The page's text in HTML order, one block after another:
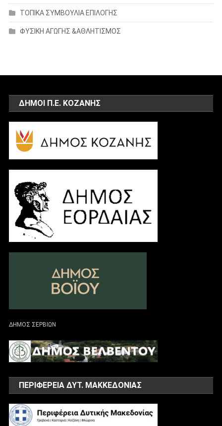
ΤΟΠΙΚΑ ΣΥΜΒΟΥΛΙΑ ΕΠΙΛΟΓΗΣ
ΦΥΣΙΚΗ ΑΓΩΓΗΣ &ΑΘΛΗΤΙΣΜΟΣ
ΔΗΜΟΙ Π.Ε. ΚΟΖΑΝΗΣ
ΔΗΜΟΣ ΣΕΡΒΙΩΝ
ΠΕΡΙΦΕΡΕΙΑ ΔΥΤ. ΜΑΚΚΕΔΟΝΙΑΣ